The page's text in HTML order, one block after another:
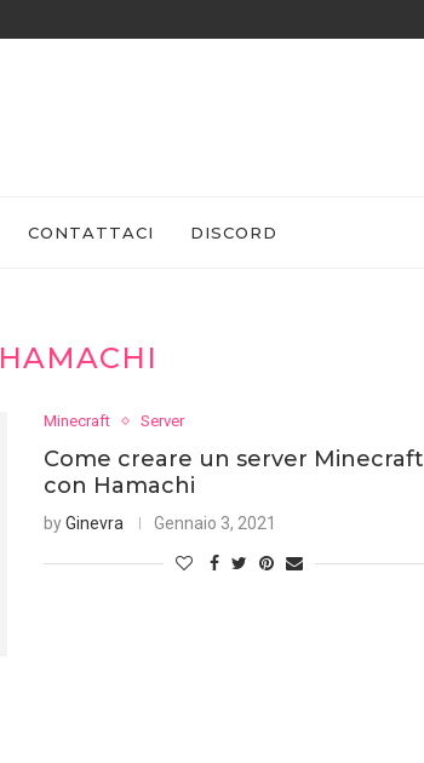
CONTATTACI DISCORD
HAMACHI
Minecraft Server
Come creare un server Minecraft
con Hamachi
byGinevra Gennaio 3, 2021